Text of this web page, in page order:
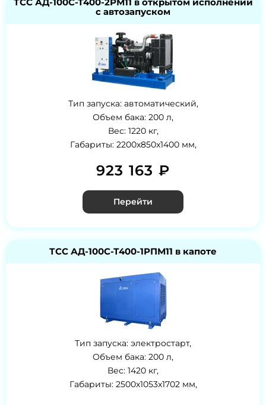
с автозапуском
Тип запуска: автоматический,
Объем бака: 200 л,
Вес: 1220 кг,
Габариты: 2200x850x1400 мм,
923 163 ₽
Перейти
ТСС АД-100С-Т400-1РПМ11 в капоте
Тип запуска: электростарт,
Объем бака: 200 л,
Вес: 1420 кг,
Габариты: 2500x1053x1702 мм,